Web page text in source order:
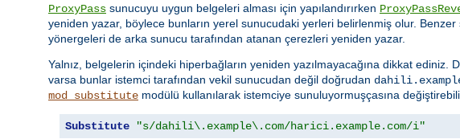
ProxyPass sunucuyu uygun belgeleri alması için yapılandırırken
yeniden yazar, böylece bunların yerel sunucudaki yerleri belirlenmiş olur. Benzer
yönergeleri de arka sunucu tarafından atanan çerezleri yeniden yazar.
Yalnız, belgelerin içindeki hiperbağların yeniden yazılmayacağına dikkat ediniz.
varsa bunlar istemci tarafından vekil sunucudan değil doğrudan
mod_substitute modülü kullanılarak istemciye sunuluyormuşçasına
Substitute "s/dahili\.example\.com/harici.example.com/i"